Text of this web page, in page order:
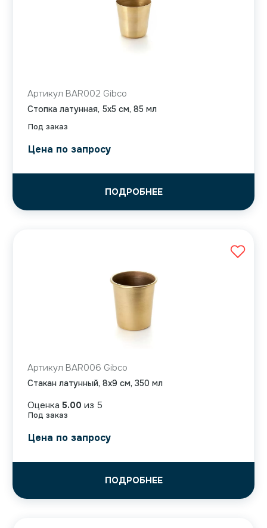
Под заказ
Артикул BAR002 Gibco
Стопка латунная, 5х5 см, 85 мл
Цена по запросу
ПОДРОБНЕЕ
Под заказ
Артикул BAR006 Gibco
Стакан латунный, 8х9 см, 350 мл
Оценка 5.00 из 5
Цена по запросу
ПОДРОБНЕЕ